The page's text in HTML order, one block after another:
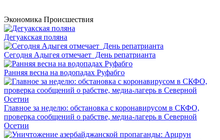
Экономика Происшествия
Дегуакская поляна
Сегодня Адыгея отмечает День репатрианта
Ранняя весна на водопадах Руфабго
Главное за неделю: обстановка с коронавирусом в СКФО,
проверка сообщений о рабстве, медиа-лагерь в Северной
Осетии